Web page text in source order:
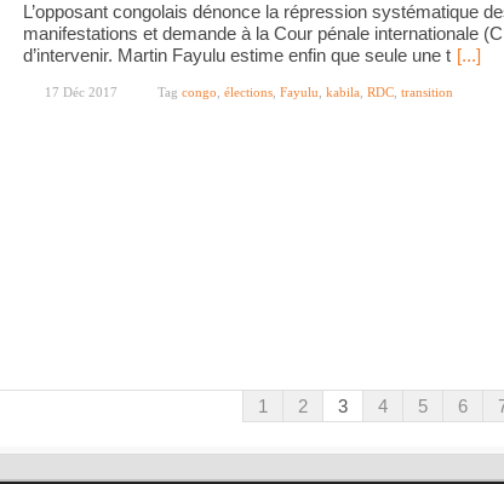
L’opposant congolais dénonce la répression systématique
manifestations et demande à la Cour pénale internationale
d’intervenir. Martin Fayulu estime enfin que seule une t [...]
17 Déc 2017 Tag congo élections Fayulu kabila RDC transition
1 2 3 4 5 6